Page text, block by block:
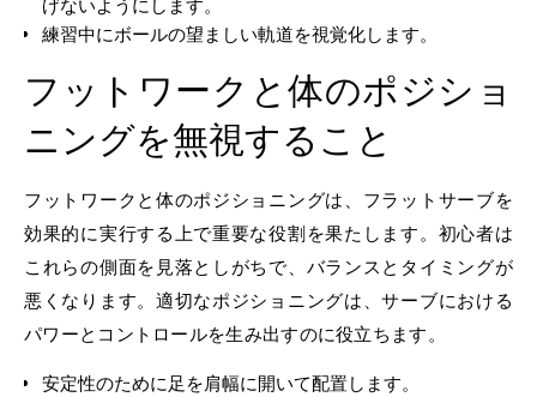
げないようにします。
練習中にボールの望ましい軌道を視覚化します。
フットワークと体のポジショ
ニングを無視すること
フットワークと体のポジショニングは、フラットサーブを
効果的に実行する上で重要な役割を果たします。初心者は
これらの側面を見落としがちで、バランスとタイミングが
悪くなります。適切なポジショニングは、サーブにおける
パワーとコントロールを生み出すのに役立ちます。
安定性のために足を肩幅に開いて配置します。